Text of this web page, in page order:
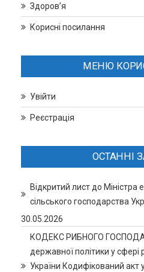
Здоров’я
Корисні посилання
МЕНЮ
Увійти
Реєстрація
ОСТАННІ
Відкритий лист до Міністра
сільського господарства
30.05.2026
КОДЕКС РИБНОГО
державної політики у сфері
України Кодифікований акт